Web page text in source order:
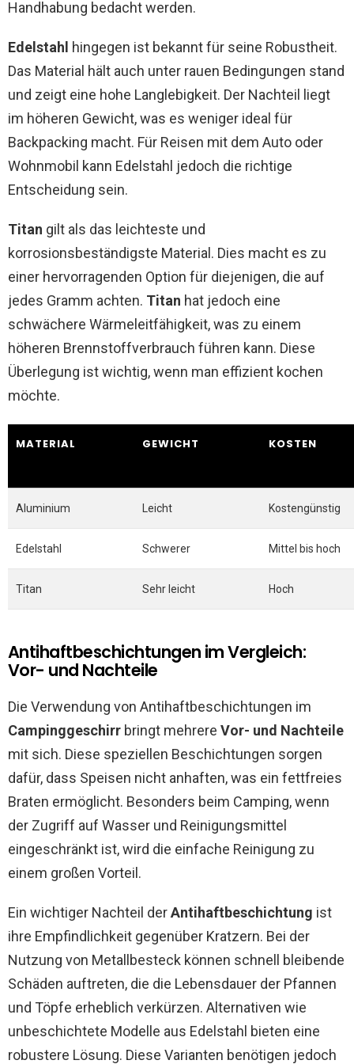
Handhabung bedacht werden.
Edelstahl hingegen ist bekannt für seine Robustheit.
Das Material hält auch unter rauen Bedingungen stand
und zeigt eine hohe Langlebigkeit. Der Nachteil liegt
im höheren Gewicht, was es weniger ideal für
Backpacking macht. Für Reisen mit dem Auto oder
Wohnmobil kann Edelstahl jedoch die richtige
Entscheidung sein.
Titan gilt als das leichteste und
korrosionsbeständigste Material. Dies macht es zu
einer hervorragenden Option für diejenigen, die auf
jedes Gramm achten. Titan hat jedoch eine
schwächere Wärmeleitfähigkeit, was zu einem
höheren Brennstoffverbrauch führen kann. Diese
Überlegung ist wichtig, wenn man effizient kochen
möchte.
MATERIAL GEWICHT KOSTEN
Aluminium Leicht Kostengünstig
Edelstahl Schwerer Mittel bis hoch
Titan Sehr leicht Hoch
Antihaftbeschichtungen im Vergleich:
Vor- und Nachteile
Die Verwendung von Antihaftbeschichtungen im
Campinggeschirr bringt mehrere Vor- und Nachteile
mit sich. Diese speziellen Beschichtungen sorgen
dafür, dass Speisen nicht anhaften, was ein fettfreies
Braten ermöglicht. Besonders beim Camping, wenn
der Zugriff auf Wasser und Reinigungsmittel
eingeschränkt ist, wird die einfache Reinigung zu
einem großen Vorteil.
Ein wichtiger Nachteil derAntihaftbeschichtung ist
ihre Empfindlichkeit gegenüber Kratzern. Bei der
Nutzung von Metallbesteck können schnell bleibende
Schäden auftreten, die die Lebensdauer der Pfannen
und Töpfe erheblich verkürzen. Alternativen wie
unbeschichtete Modelle aus Edelstahl bieten eine
robustere Lösung. Diese Varianten benötigen jedoch